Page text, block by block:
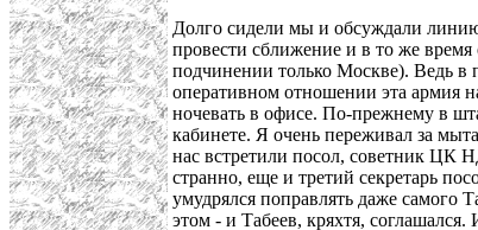
Долго сидели мы и обсуждали линию
провести сближение и в то же
подчинении только Москве). Ведь в
оперативном отношении эта армия
ночевать в офисе. По-прежнему в
кабинете. Я очень переживал за
нас встретили посол, советник ЦК
странно, еще и третий секретарь
умудрялся поправлять даже самого
этом - и Табеев, кряхтя,